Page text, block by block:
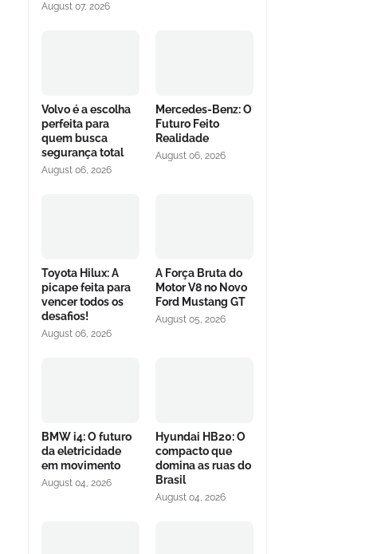
August 07, 2026
Volvo é a escolha
perfeita para
quem busca
segurança total
August 06, 2026
Mercedes-Benz: O
Futuro Feito
Realidade
August 06, 2026
Toyota Hilux: A
picape feita para
vencer todos os
desafios!
August 06, 2026
A Força Bruta do
Motor V8 no Novo
Ford Mustang GT
August 05, 2026
BMW i4: O futuro
da eletricidade
em movimento
August 04, 2026
Hyundai HB20: O
compacto que
domina as ruas do
Brasil
August 04, 2026